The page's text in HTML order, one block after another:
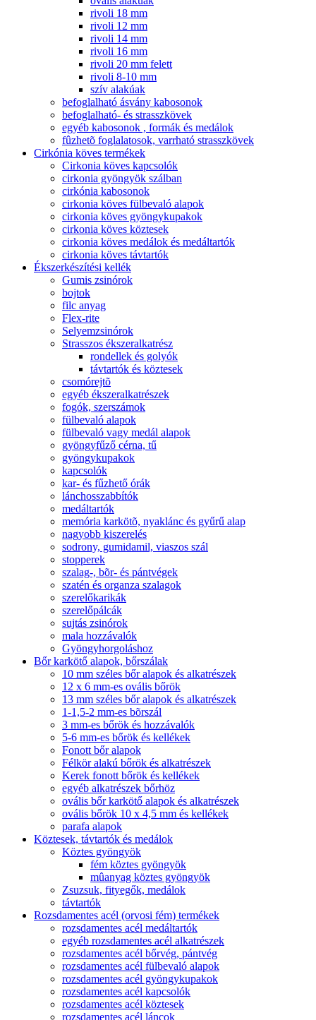
rivoli 18 mm
rivoli 12 mm
rivoli 14 mm
rivoli 16 mm
rivoli 20 mm felett
rivoli 8-10 mm
szív alakúak
befoglalható ásvány kabosonok
befoglalható- és strasszkövek
egyéb kabosonok , formák és medálok
fûzhetõ foglalatosok, varrható strasszkövek
Cirkónia köves termékek
Cirkonia köves kapcsolók
cirkonia gyöngyök szálban
cirkónia kabosonok
cirkonia köves fülbevaló alapok
cirkonia köves gyöngykupakok
cirkonia köves köztesek
cirkonia köves medálok és medáltartók
cirkonia köves távtartók
Ékszerkészítési kellék
Gumis zsinórok
bojtok
filc anyag
Flex-rite
Selyemzsinórok
Strasszos ékszeralkatrész
rondellek és golyók
távtartók és köztesek
csomórejtõ
egyéb ékszeralkatrészek
fogók, szerszámok
fülbevaló alapok
fülbevaló vagy medál alapok
gyöngyfűző cérna, tű
gyöngykupakok
kapcsolók
kar- és fűzhető órák
lánchosszabbítók
medáltartók
memória karkötõ, nyaklánc és gyűrű alap
nagyobb kiszerelés
sodrony, gumidamil, viaszos szál
stopperek
szalag-, bõr- és pántvégek
szatén és organza szalagok
szerelőkarikák
szerelőpálcák
sujtás zsinórok
mala hozzávalók
Gyöngyhorgoláshoz
Bőr karkötő alapok, bőrszálak
10 mm széles bőr alapok és alkatrészek
12 x 6 mm-es ovális bőrök
13 mm széles bőr alapok és alkatrészek
1-1,5-2 mm-es bõrszál
3 mm-es bőrök és hozzávalók
5-6 mm-es bőrök és kellékek
Fonott bőr alapok
Félkör alakú bőrök és alkatrészek
Kerek fonott bőrök és kellékek
egyéb alkatrészek bőrhöz
ovális bőr karkötő alapok és alkatrészek
ovális bőrök 10 x 4,5 mm és kellékek
parafa alapok
Köztesek, távtartók és medálok
Köztes gyöngyök
fém köztes gyöngyök
mûanyag köztes gyöngyök
Zsuzsuk, fityegők, medálok
távtartók
Rozsdamentes acél (orvosi fém) termékek
rozsdamentes acél medáltartók
egyéb rozsdamentes acél alkatrészek
rozsdamentes acél bőrvég, pántvég
rozsdamentes acél fülbevaló alapok
rozsdamentes acél gyöngykupakok
rozsdamentes acél kapcsolók
rozsdamentes acél köztesek
rozsdamentes acél láncok